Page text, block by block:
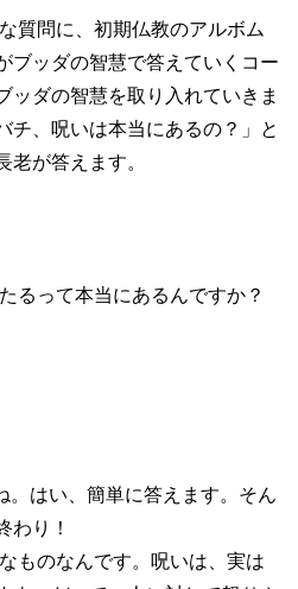
質問に、初期仏教のアルボム
ブッダの智慧で答えていくコー
ッダの智慧を取り入れていきま
チ、呪いは本当にあるの？」と
が答えます。
るって本当にあるんですか？
はい、簡単に答えます。そん
わり！
ものなんです。呪いは、実は